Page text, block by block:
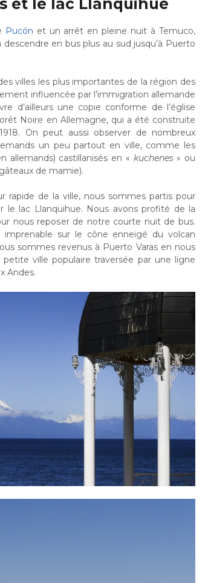
et le lac Llanquihue
Pucón et un arrêt en pleine nuit à Temuco,
en bus plus au sud jusqu’à Puerto
villes les plus importantes de la région des
influencée par l’immigration allemande
d’ailleurs une copie conforme de l’église
Noire en Allemagne, qui a été construite
On peut aussi observer de nombreux
un peu partout en ville, comme les
allemands) castillanisés en « kuchenes» ou
de mamie).
rapide de la ville, nous sommes partis pour
le lac Llanquihue. Nous avons profité de la
nous reposer de notre courte nuit de bus.
imprenable sur le cône enneigé du volcan
sommes revenus à Puerto Varas en nous
petite ville populaire traversée par une ligne
Andes.